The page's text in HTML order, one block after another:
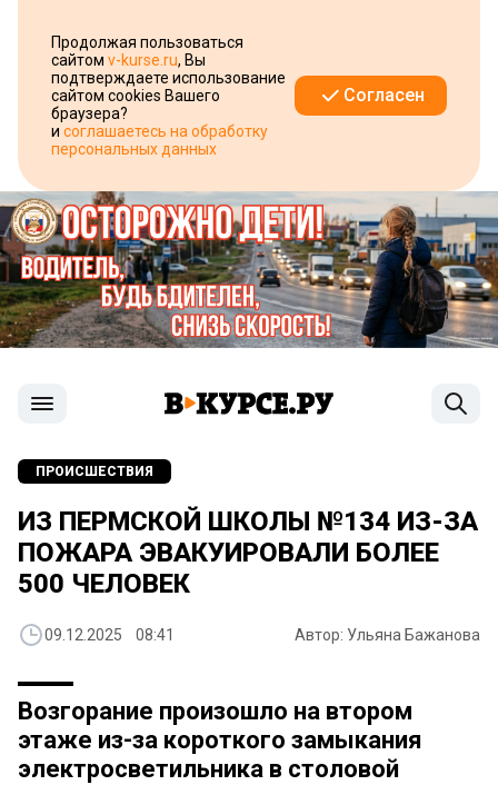
Продолжая пользоваться
сайтом v-kurse.ru, Вы
подтверждаете использование
сайтом cookies Вашего
браузера?
и соглашаетесь на обработку
персональных данных
Согласен
ПРОИСШЕСТВИЯ
ИЗ ПЕРМСКОЙ ШКОЛЫ №134 ИЗ-ЗА
ПОЖАРА ЭВАКУИРОВАЛИ БОЛЕЕ
500 ЧЕЛОВЕК
09.12.2025 08:41 Автор: Ульяна Бажанова
Возгорание произошло на втором
этаже из-за короткого замыкания
электросветильника в столовой